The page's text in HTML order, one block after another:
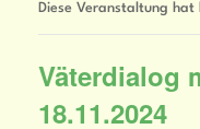
Diese Veranstaltung
Väterdialog
18.11.2024